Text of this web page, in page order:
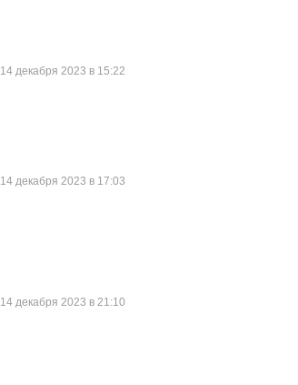
14 декабря 2023 в 15:22
14 декабря 2023 в 17:03
14 декабря 2023 в 21:10